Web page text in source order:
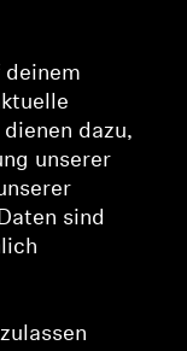
deinem
dazu,
unserer
sind